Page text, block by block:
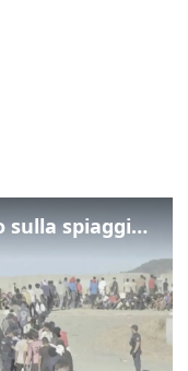
I migranti a Ceuta dormono sulla spiaggia: "Vogliamo entrare in Europa"